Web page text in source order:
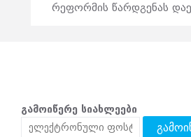
რეფორმის წარდგენას
გამოიწერე სიახლეები